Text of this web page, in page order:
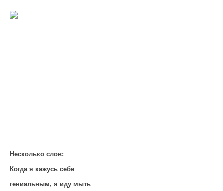
Несколько слов:
Когда я кажусь себе
гениальным, я иду мыть